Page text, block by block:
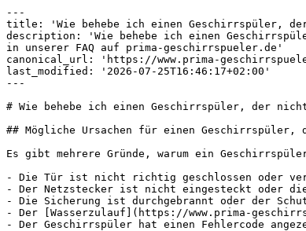
---
title: 'Wie behebe ich einen Geschirrspüler,
description: 'Wie behebe ich einen
in unserer FAQ auf prima-geschirrspueler.de'
canonical_url: 'https://www.prima-
last_modified: '2026-07-25T16:46:17+02:00'
---
# Wie behebe ich einen Geschirrspüler, der
## Mögliche Ursachen für einen
Es gibt mehrere Gründe, warum ein
- Die Tür ist nicht richtig geschlossen oder
- Der Netzstecker ist nicht eingesteckt oder
- Die Sicherung ist durchgebrannt oder der
- Der [Wasserzulauf](https://www.prima-
- Der Geschirrspüler hat einen Fehlercode